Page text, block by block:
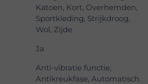
Katoen, Kort, Overhemden,
Sportkleding, Strijkdroog,
Wol, Zijde
Ja
Anti-vibratie functie,
Antikreukfase, Automatisch